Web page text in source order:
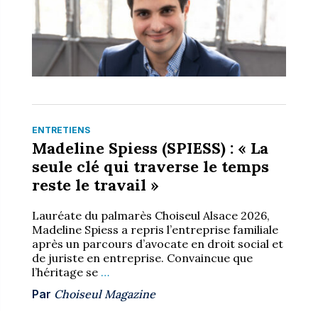
ENTRETIENS
Madeline Spiess (SPIESS) : « La
seule clé qui traverse le temps
reste le travail »
Lauréate du palmarès Choiseul Alsace 2026,
Madeline Spiess a repris l’entreprise familiale
après un parcours d’avocate en droit social et
de juriste en entreprise. Convaincue que
l’héritage se …
Par Choiseul Magazine